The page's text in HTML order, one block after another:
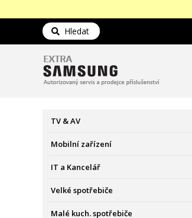
Hledat
TV & AV
Mobilní zařízení
IT a Kancelář
Velké spotřebiče
Malé kuch. spotřebiče